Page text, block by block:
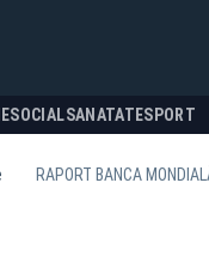
SOCIALSANATATESPORT
RAPORT BANCA